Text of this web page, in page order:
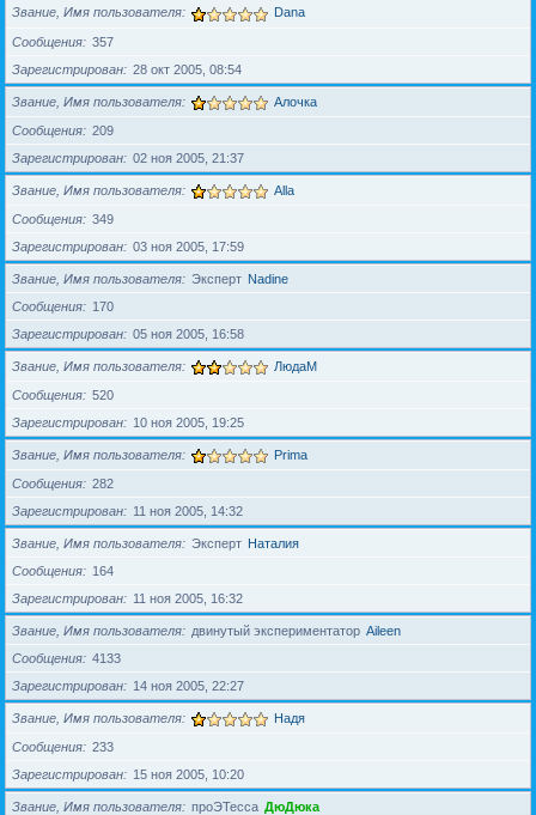
Звание, Имя пользователя Dana
Сообщения
357
Зарегистрирован
28 окт 2005, 08:54
Звание, Имя пользователя Алочка
Сообщения
209
Зарегистрирован
02 ноя 2005, 21:37
Звание, Имя пользователя Alla
Сообщения
349
Зарегистрирован
03 ноя 2005, 17:59
Звание, Имя пользователя Эксперт Nadine
Сообщения
170
Зарегистрирован
05 ноя 2005, 16:58
Звание, Имя пользователя ЛюдаМ
Сообщения
520
Зарегистрирован
10 ноя 2005, 19:25
Звание, Имя пользователя Prima
Сообщения
282
Зарегистрирован
11 ноя 2005, 14:32
Звание, Имя пользователя Эксперт Наталия
Сообщения
164
Зарегистрирован
11 ноя 2005, 16:32
Звание, Имя пользователя двинутый экспериментатор Aileen
Сообщения
4133
Зарегистрирован
14 ноя 2005, 22:27
Звание, Имя пользователя Надя
Сообщения
233
Зарегистрирован
15 ноя 2005, 10:20
Звание, Имя пользователя проЭТесса ДюДюка